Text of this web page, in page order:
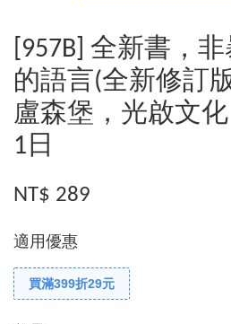
[957B] 全新書，
的語言(全新修訂
盧森堡，光啟文化
1日
NT$ 289
適用優惠
買滿399折29元